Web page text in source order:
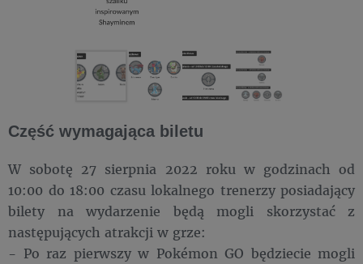
Część wymagająca biletu
W sobotę 27 sierpnia 2022 roku w godzinach od
10:00 do 18:00 czasu lokalnego trenerzy posiadający
bilety na wydarzenie będą mogli skorzystać z
następujących atrakcji w grze:
- Po raz pierwszy w Pokémon GO będziecie mogli